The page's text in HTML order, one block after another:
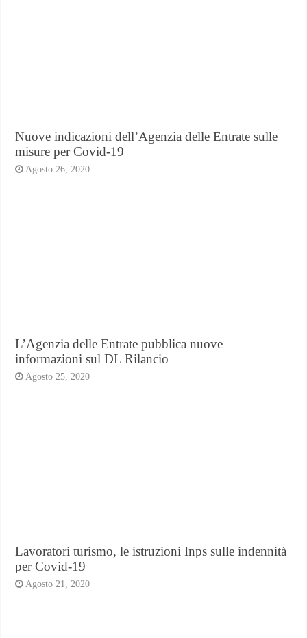
Nuove indicazioni dell’Agenzia delle Entrate sulle
misure per Covid-19
Agosto 26, 2020
L’Agenzia delle Entrate pubblica nuove
informazioni sul DL Rilancio
Agosto 25, 2020
Lavoratori turismo, le istruzioni Inps sulle indennità
per Covid-19
Agosto 21, 2020